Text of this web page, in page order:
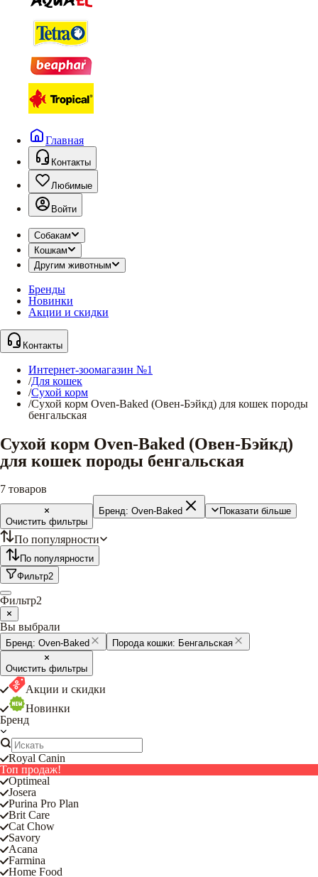
Главная
Контакты
Любимые
Войти
Собакам
Кошкам
Другим животным
Бренды
Новинки
Акции и скидки
Контакты
Интернет-зоомагазин №1
/Для кошек
/Сухой корм
/Сухой корм Oven-Baked (Овен-Бэйкд) для кошек породы
бенгальская
Сухой корм Oven-Baked (Овен-Бэйкд)
для кошек породы бенгальская
7 товаров
Очистить фильтры
Бренд: Oven-Baked Показати більше
По популярности
По популярности
Фильтр2
Фильтр2
Вы выбрали
Бренд: Oven-Baked Порода кошки: Бенгальская
Очистить фильтры
Акции и скидки
Новинки
Бренд
Royal Canin
Топ продаж!
Optimeal
Josera
Purina Pro Plan
Brit Care
Cat Chow
Savory
Acana
Farmina
Home Food